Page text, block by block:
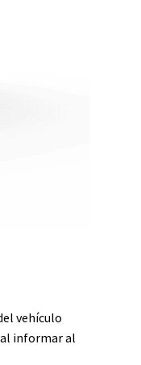
vehículo
al informar al